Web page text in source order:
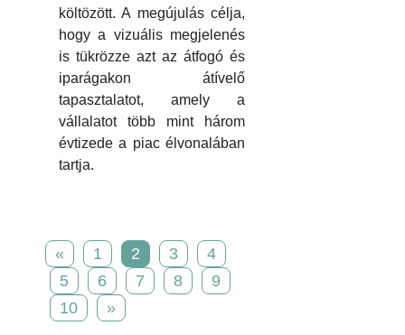
költözött. A megújulás célja,
hogy a vizuális megjelenés
is tükrözze azt az átfogó és
iparágakon átívelő
tapasztalatot, amely a
vállalatot több mint három
évtizede a piac élvonalában
tartja.
« 1 2 3
4
5
6 7 8
9
10
»